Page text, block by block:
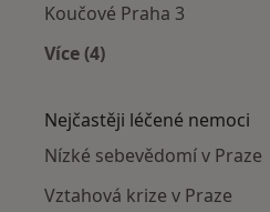
Koučové Praha 3
Více (4)
Nejčastěji léčené nemoci
Nízké sebevědomí v Praze
Vztahová krize v Praze